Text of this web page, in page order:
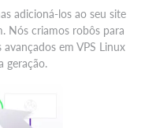
adicioná-los ao seu site
Nós criamos robôs para
avançados em VPS Linux
geração.